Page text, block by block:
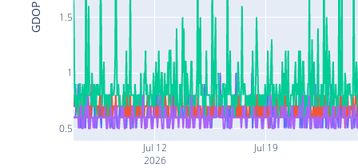
Jul 12
2026
Jul 19
0.5
1
1.5
GDOP